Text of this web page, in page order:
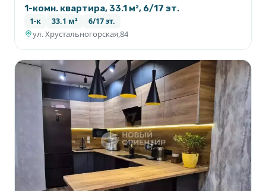
1-комн. квартира, 33.1 м², 6/17 эт.
1-к 33.1 м² 6/17 эт.
ул. Хрустальногорская,84